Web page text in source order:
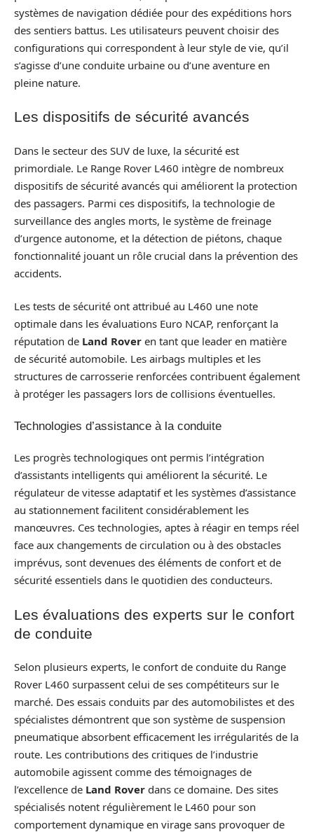
systèmes de navigation dédiée pour des expéditions hors
des sentiers battus. Les utilisateurs peuvent choisir des
configurations qui correspondent à leur style de vie, qu’il
s’agisse d’une conduite urbaine ou d’une aventure en
pleine nature.
Les dispositifs de sécurité avancés
Dans le secteur des SUV de luxe, la sécurité est
primordiale. Le Range Rover L460 intègre de nombreux
dispositifs de sécurité avancés qui améliorent la protection
des passagers. Parmi ces dispositifs, la technologie de
surveillance des angles morts, le système de freinage
d’urgence autonome, et la détection de piétons, chaque
fonctionnalité jouant un rôle crucial dans la prévention des
accidents.
Les tests de sécurité ont attribué au L460 une note
optimale dans les évaluations Euro NCAP, renforçant la
réputation de Land Rover en tant que leader en matière
de sécurité automobile. Les airbags multiples et les
structures de carrosserie renforcées contribuent également
à protéger les passagers lors de collisions éventuelles.
Technologies d’assistance à la conduite
Les progrès technologiques ont permis l’intégration
d’assistants intelligents qui améliorent la sécurité. Le
régulateur de vitesse adaptatif et les systèmes d’assistance
au stationnement facilitent considérablement les
manœuvres. Ces technologies, aptes à réagir en temps réel
face aux changements de circulation ou à des obstacles
imprévus, sont devenues des éléments de confort et de
sécurité essentiels dans le quotidien des conducteurs.
Les évaluations des experts sur le confort
de conduite
Selon plusieurs experts, le confort de conduite du Range
Rover L460 surpassent celui de ses compétiteurs sur le
marché. Des essais conduits par des automobilistes et des
spécialistes démontrent que son système de suspension
pneumatique absorbent efficacement les irrégularités de la
route. Les contributions des critiques de l’industrie
automobile agissent comme des témoignages de
l’excellence de Land Rover dans ce domaine. Des sites
spécialisés notent régulièrement le L460 pour son
comportement dynamique en virage sans provoquer de